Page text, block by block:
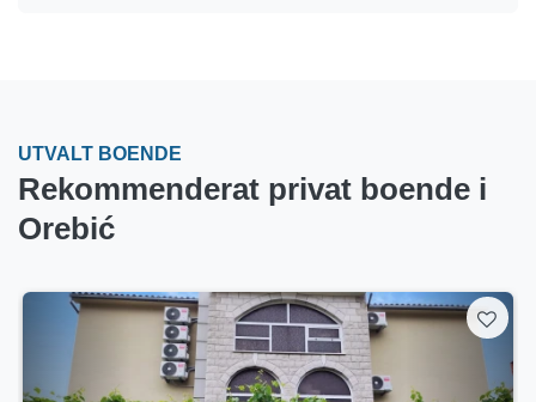
UTVALT BOENDE
Rekommenderat privat boende i
Orebić